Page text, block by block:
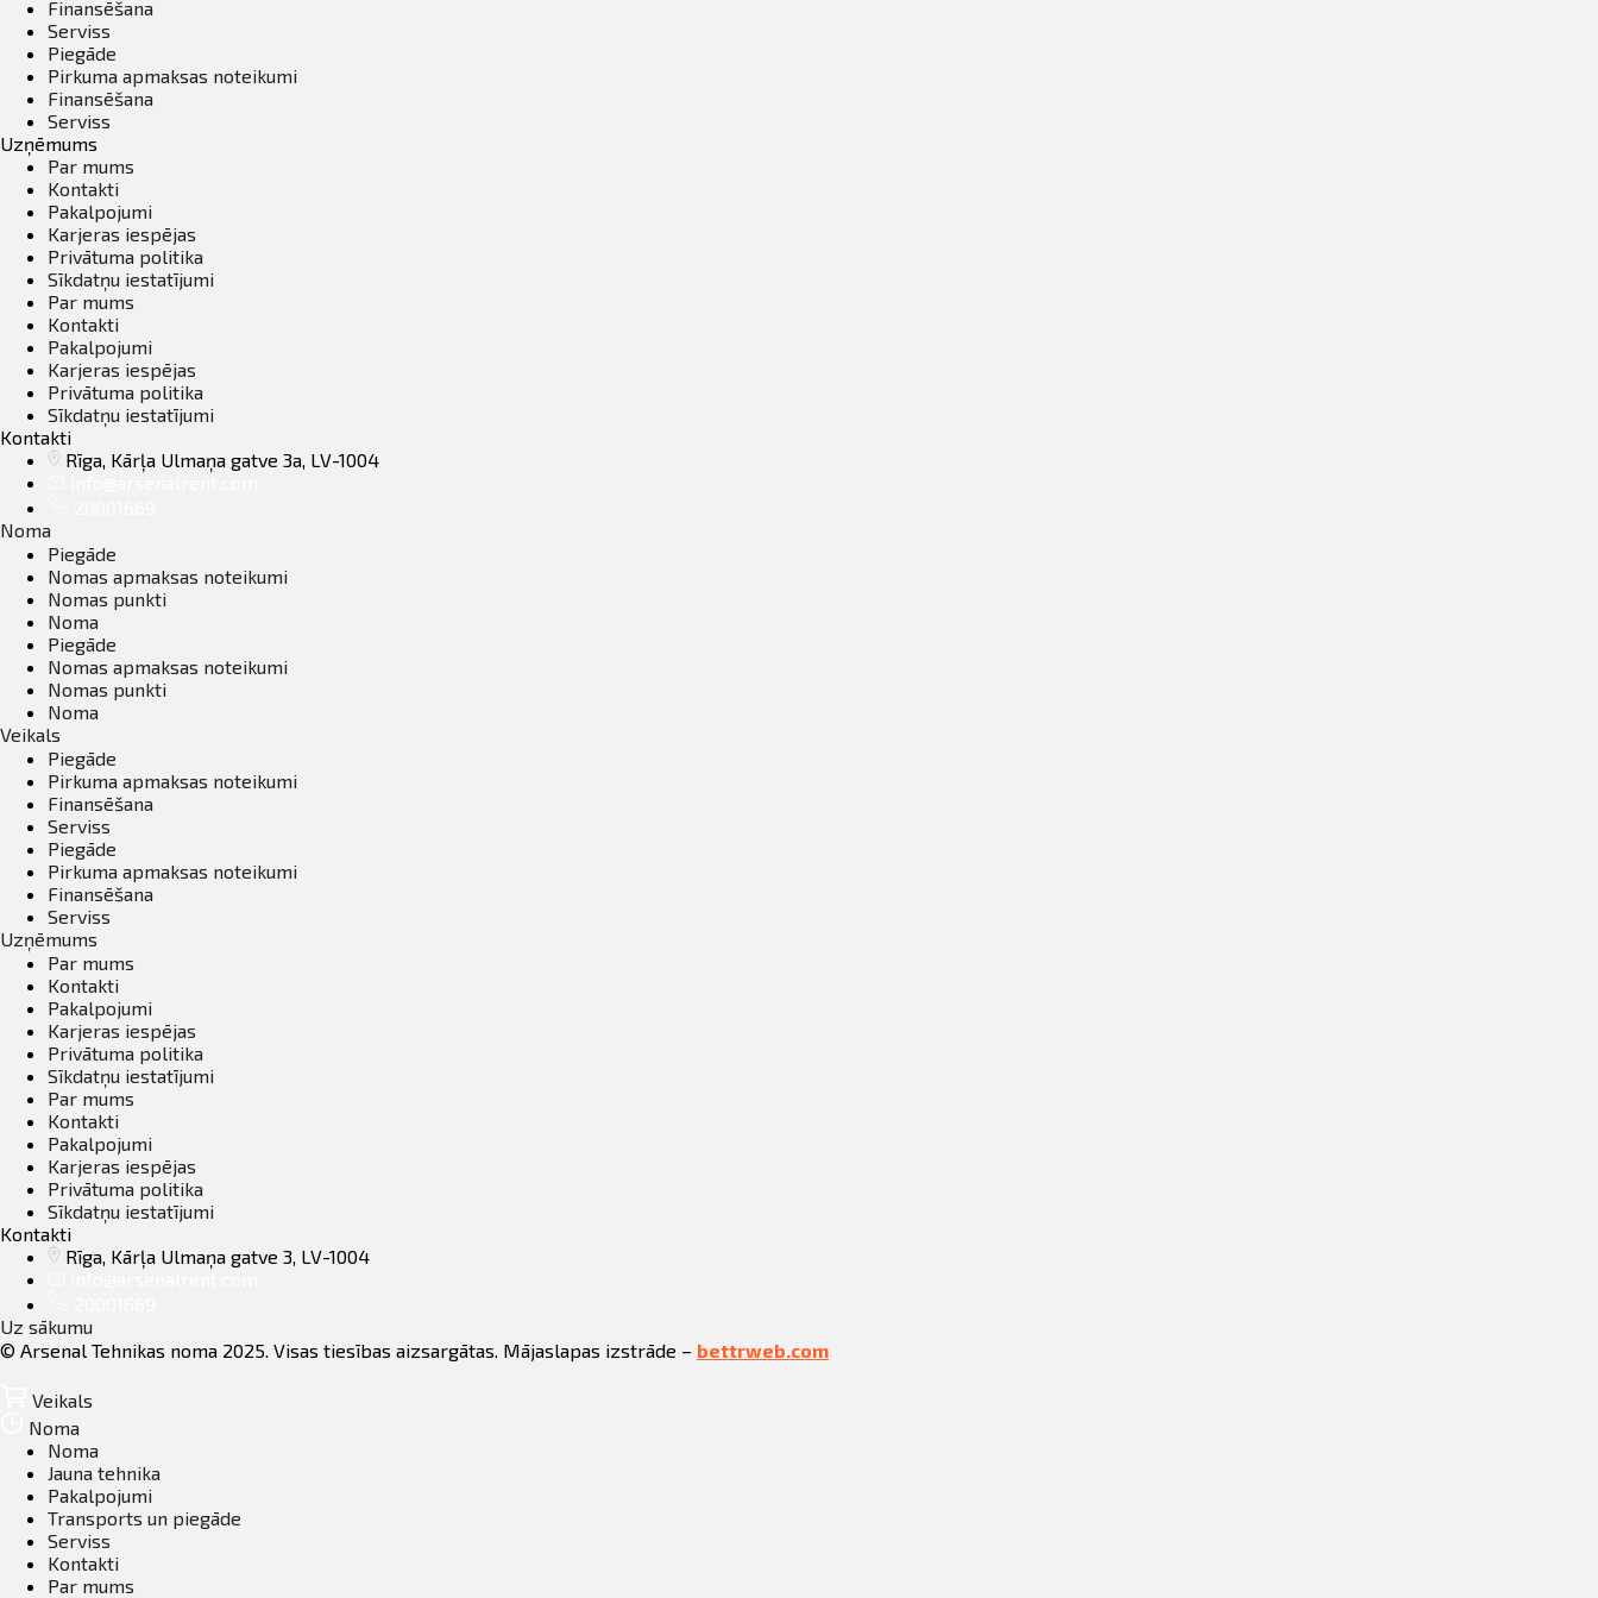
Finansēšana
Serviss
Piegāde
Pirkuma apmaksas noteikumi
Finansēšana
Serviss
Uzņēmums
Par mums
Kontakti
Pakalpojumi
Karjeras iespējas
Privātuma politika
Sīkdatņu iestatījumi
Par mums
Kontakti
Pakalpojumi
Karjeras iespējas
Privātuma politika
Sīkdatņu iestatījumi
Kontakti
Rīga, Kārļa Ulmaņa gatve 3a, LV-1004
Noma
Piegāde
Nomas apmaksas noteikumi
Nomas punkti
Noma
Piegāde
Nomas apmaksas noteikumi
Nomas punkti
Noma
Veikals
Piegāde
Pirkuma apmaksas noteikumi
Finansēšana
Serviss
Piegāde
Pirkuma apmaksas noteikumi
Finansēšana
Serviss
Uzņēmums
Par mums
Kontakti
Pakalpojumi
Karjeras iespējas
Privātuma politika
Sīkdatņu iestatījumi
Par mums
Kontakti
Pakalpojumi
Karjeras iespējas
Privātuma politika
Sīkdatņu iestatījumi
Kontakti
Rīga, Kārļa Ulmaņa gatve 3, LV-1004
Uz sākumu
© Arsenal Tehnikas noma 2025. Visas tiesības aizsargātas. Mājaslapas izstrāde – bettrweb.com
Veikals
Noma
Noma
Jauna tehnika
Pakalpojumi
Transports un piegāde
Serviss
Kontakti
Par mums